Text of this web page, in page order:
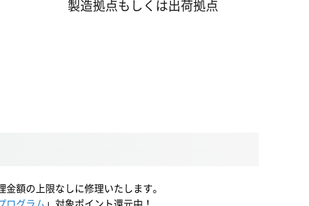
製造拠点もしくは出荷拠点
額の上限なしに修理いたします。
ログラム 」対象ポイント還元中！